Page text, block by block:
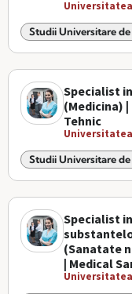
Studii Universitare
Specialist
(Medicina)
Tehnic
Studii Universitare
Specialist
(Sanatate
| Medical